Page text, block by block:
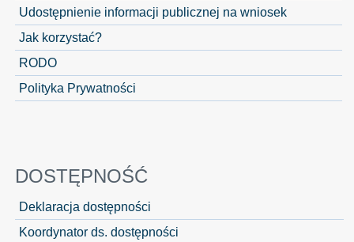
Udostępnienie informacji publicznej na wniosek
Jak korzystać?
RODO
Polityka Prywatności
DOSTĘPNOŚĆ
Deklaracja dostępności
Koordynator ds. dostępności